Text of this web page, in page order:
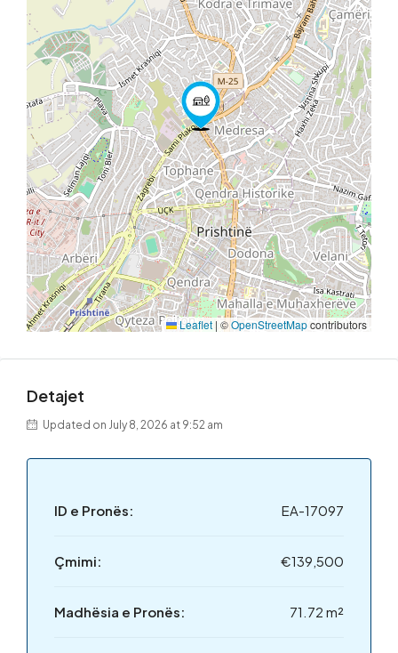
Leaflet | ©OpenStreetMapcontributors
Detajet
Updated on July 8, 2026 at 9:52 am
ID e Pronës: EA-17097
Çmimi: €139,500
Madhësia e Pronës: 71.72 m²